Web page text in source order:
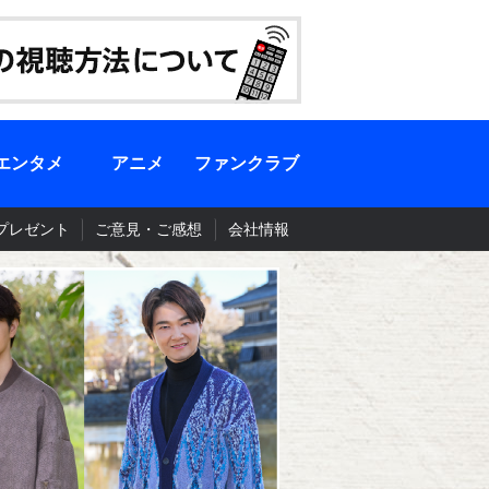
ンタメ アニメ ファンクラブ
レゼント ご意見・ご感想 会社情報